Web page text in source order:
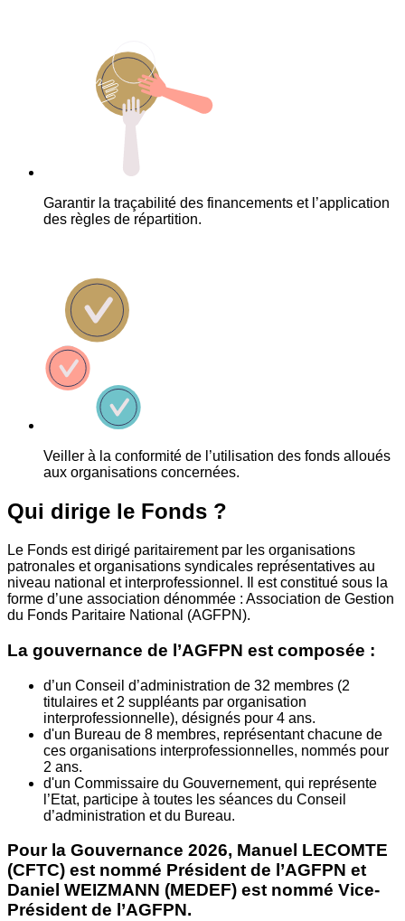
Garantir la traçabilité des financements et l’application
des règles de répartition.
Veiller à la conformité de l’utilisation des fonds alloués
aux organisations concernées.
Qui dirige le Fonds ?
Le Fonds est dirigé paritairement par les organisations
patronales et organisations syndicales représentatives au
niveau national et interprofessionnel. Il est constitué sous la
forme d’une association dénommée : Association de Gestion
du Fonds Paritaire National (AGFPN).
La gouvernance de l’AGFPN est composée :
d’un Conseil d’administration de 32 membres (2
titulaires et 2 suppléants par organisation
interprofessionnelle), désignés pour 4 ans.
d'un Bureau de 8 membres, représentant chacune de
ces organisations interprofessionnelles, nommés pour
2 ans.
d'un Commissaire du Gouvernement, qui représente
l’Etat, participe à toutes les séances du Conseil
d’administration et du Bureau.
Pour la Gouvernance 2026, Manuel LECOMTE
(CFTC) est nommé Président de l’AGFPN et
Daniel WEIZMANN (MEDEF) est nommé Vice-
Président de l’AGFPN.